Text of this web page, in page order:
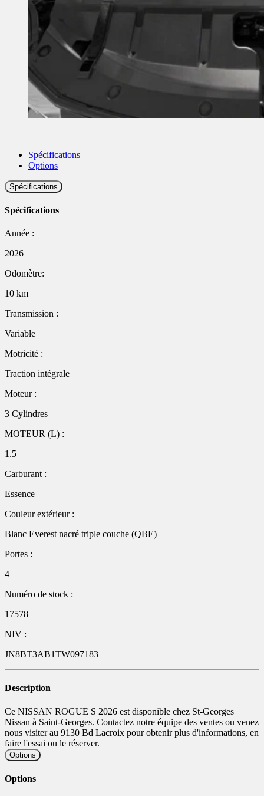
Spécifications
Options
Spécifications
Spécifications
Année :
2026
Odomètre:
10 km
Transmission :
Variable
Motricité :
Traction intégrale
Moteur :
3 Cylindres
MOTEUR (L) :
1.5
Carburant :
Essence
Couleur extérieur :
Blanc Everest nacré triple couche (QBE)
Portes :
4
Numéro de stock :
17578
NIV :
JN8BT3AB1TW097183
Description
Ce NISSAN ROGUE S 2026 est disponible chez St-Georges
Nissan à Saint-Georges. Contactez notre équipe des ventes ou venez
nous visiter au 9130 Bd Lacroix pour obtenir plus d'informations, en
faire l'essai ou le réserver.
Options
Options